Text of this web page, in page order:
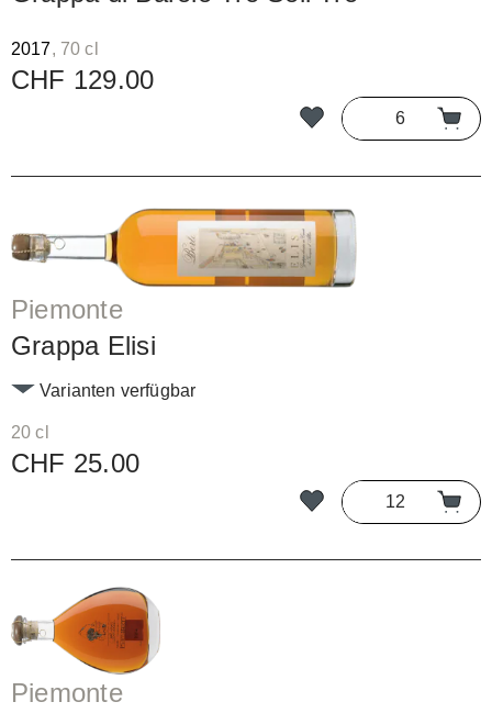
2017, 70 cl
CHF 129.00
Piemonte
Grappa Elisi
20 cl
Varianten verfügbar
CHF 25.00
Piemonte